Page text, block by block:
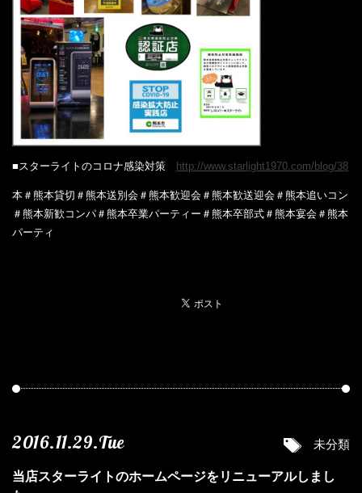
■スターライトのコロナ感染対策 http://www.starlight1970.com/blog/38
本＃熊本貸切＃熊本送別会＃熊本歓迎会＃熊本歓送迎会＃熊本追いコン
＃熊本新歓コンパ＃熊本卒業パーティー＃熊本卒部式＃熊本宴会＃熊本
パーティ
2016.11.29.Tue 未分類
当店スターライトのホームページをリニューアルしまし